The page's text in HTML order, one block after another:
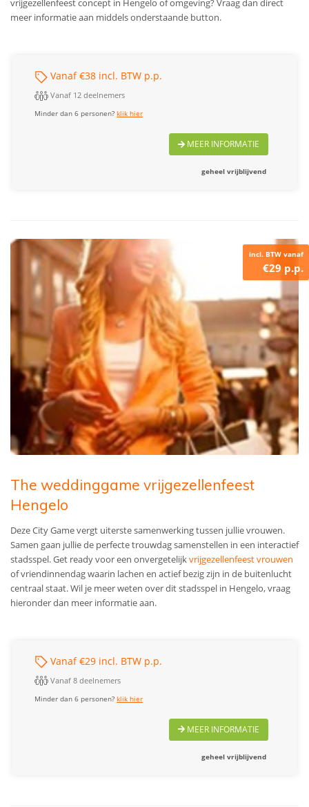
vrijgezellenfeest concept in Hengelo of omgeving? Vraag dan direct
meer informatie aan middels onderstaande button.
Vanaf €38 incl. BTW p.p.
Vanaf 12 deelnemers
Minder dan 6 personen?klik hier
MEER INFORMATIE
geheel vrijblijvend
incl. BTW vanaf
€29 p.p.
The weddinggame vrijgezellenfeest
Hengelo
Deze City Game vergt uiterste samenwerking tussen jullie vrouwen.
Samen gaan jullie de perfecte trouwdag samenstellen in een interactief
stadsspel. Get ready voor een onvergetelijkvrijgezellenfeest vrouwen
of vriendinnendag waarin lachen en actief bezig zijn in de buitenlucht
centraal staat. Wil je meer weten over dit stadsspel in Hengelo, vraag
hieronder dan meer informatie aan.
Vanaf €29 incl. BTW p.p.
Vanaf 8 deelnemers
Minder dan 6 personen?klik hier
MEER INFORMATIE
geheel vrijblijvend